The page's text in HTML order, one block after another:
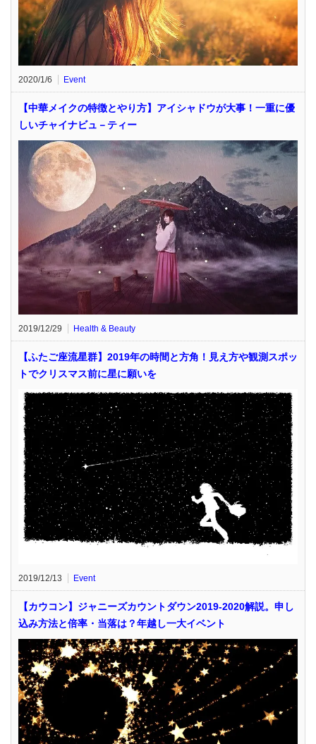
2020/1/6 Event
【中華メイクの特徴とやり方】アイシャドウが大事！一重に優
しいチャイナビュ－ティー
2019/12/29 Health & Beauty
【ふたご座流星群】2019年の時間と方角！見え方や観測スポッ
トでクリスマス前に星に願いを
2019/12/13 Event
【カウコン】ジャニーズカウントダウン2019-2020解説。申し
込み方法と倍率・当落は？年越し一大イベント